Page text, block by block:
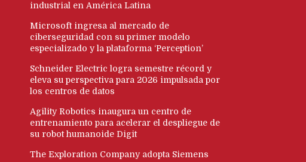
industrial en América Latina
Microsoft ingresa al mercado de
ciberseguridad con su primer modelo
especializado y la plataforma ‘Perception’
Schneider Electric logra semestre récord y
eleva su perspectiva para 2026 impulsada por
los centros de datos
Agility Robotics inaugura un centro de
entrenamiento para acelerar el despliegue de
su robot humanoide Digit
The Exploration Company adopta Siemens